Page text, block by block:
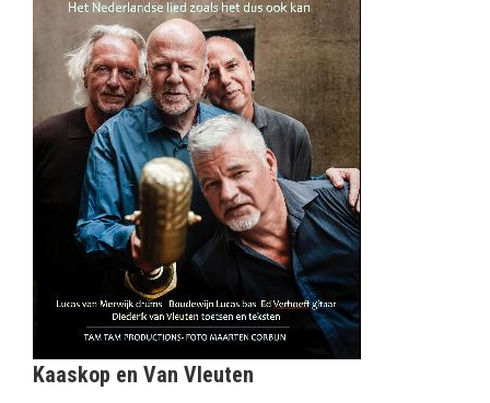
Kaaskop en Van Vleuten